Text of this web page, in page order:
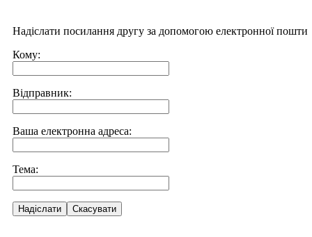
Надіслати посилання другу за допомогою електронної пошти
Кому:
Відправник:
Ваша електронна адреса:
Тема:
Надіслати Скасувати